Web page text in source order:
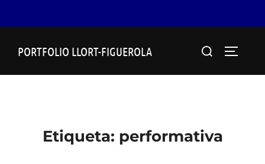
PORTFOLIO LLORT-FIGUEROLA
Search
Etiqueta: performativa